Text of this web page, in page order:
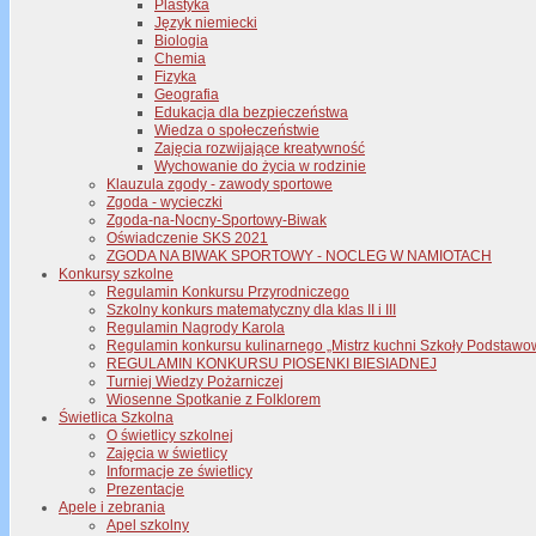
Plastyka
Język niemiecki
Biologia
Chemia
Fizyka
Geografia
Edukacja dla bezpieczeństwa
Wiedza o społeczeństwie
Zajęcia rozwijające kreatywność
Wychowanie do życia w rodzinie
Klauzula zgody - zawody sportowe
Zgoda - wycieczki
Zgoda-na-Nocny-Sportowy-Biwak
Oświadczenie SKS 2021
ZGODA NA BIWAK SPORTOWY - NOCLEG W NAMIOTACH
Konkursy szkolne
Regulamin Konkursu Przyrodniczego
Szkolny konkurs matematyczny dla klas II i III
Regulamin Nagrody Karola
Regulamin konkursu kulinarnego „Mistrz kuchni Szkoły
REGULAMIN KONKURSU PIOSENKI BIESIADNEJ
Turniej Wiedzy Pożarniczej
Wiosenne Spotkanie z Folklorem
Świetlica Szkolna
O świetlicy szkolnej
Zajęcia w świetlicy
Informacje ze świetlicy
Prezentacje
Apele i zebrania
Apel szkolny